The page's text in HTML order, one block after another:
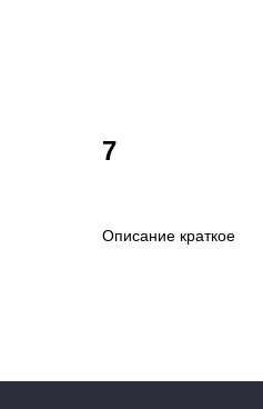
7
Описание краткое